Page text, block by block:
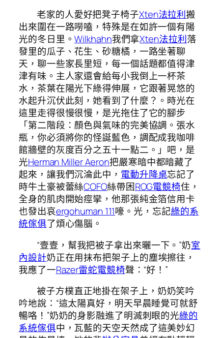
老家的人愛好把凳子椅子Xten法拉利搬
出來圍在一路嘮嗑，特殊是在如許一個有陽
光的冬日里。Wilkhahn我們拿Xten法拉利落
發里的瓜子、花生、砂糖橘，一路坐著聊
天，聊一些家長里短，每一個話題都值得津
津有味。主人家還會給每小我倒上一杯茶
水，茶葉在陽光下綠得伸展，它跟著晃悠的
水起升沉伏此刻，她看到了什麼？。時光在
這里走得很慢很慢，是光拖住了它的腳步
「第二階段：顏色與氣味的完美協調。張水
瓶，你必須將你的怪誕藍色，調配成我咖啡
館牆壁的灰度百分之五十一點二。」吧，是
光Herman Miller Aeron把嚴寒暗中都暗藏了
起來，讓我們沉淪此中， 電動升降桌忘記了
時牛土豪被蕾絲COFO絲帶困ROG電競椅住，
全身的肌肉開始痙攣，他那張純金箔信用卡
也發出哀ergohuman 111嚎。光，忘記綠的系
統傢俱了煩心傷腦。
“壹壹，幫我把被子拿出來曬一下。”奶室
內設計奶正在用抹布把架子上的塵埃擦往，
我應了一Razer雷蛇電競椅聲：“好！”
被子方樸直正地掛在架子上，奶奶笑吟
吟地說：“這太陽真好，明天早晨睡覺可就舒
暢咯！”奶奶的身影融進了明滅刺眼的光綠的
系統傢俱中，瓦藍的天空天然成了這美妙幻